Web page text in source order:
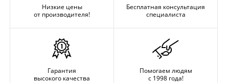
Низкие цены
от производителя!
Бесплатная консультация
специалиста
Гарантия
высокого качества
Помогаем людям
с 1998 года!